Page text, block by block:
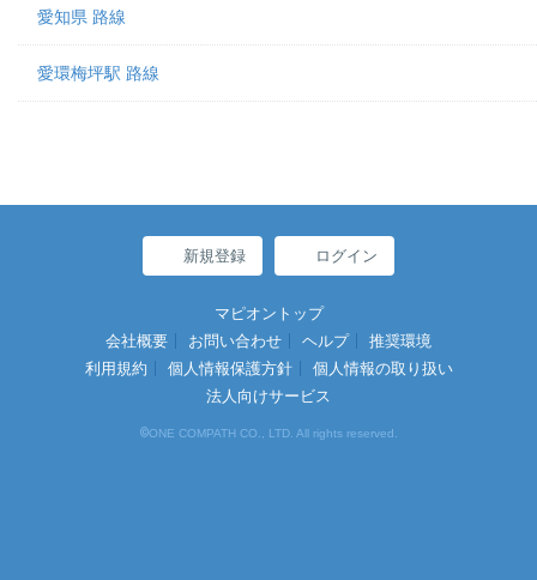
愛知県 路線
愛環梅坪駅 路線
新規登録 ログイン
マピオントップ
会社概要
お問い合わせ ヘルプ
推奨環境
利用規約
個人情報保護方針
個人情報の取り扱い
法人向けサービス
©ONE COMPATH CO., LTD. All rights reserved.